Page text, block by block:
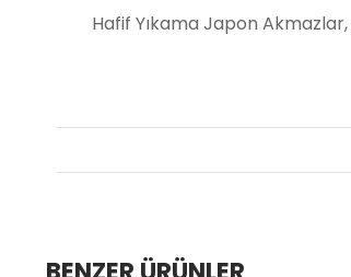
Hafif Yıkama Japon Akmazlar,